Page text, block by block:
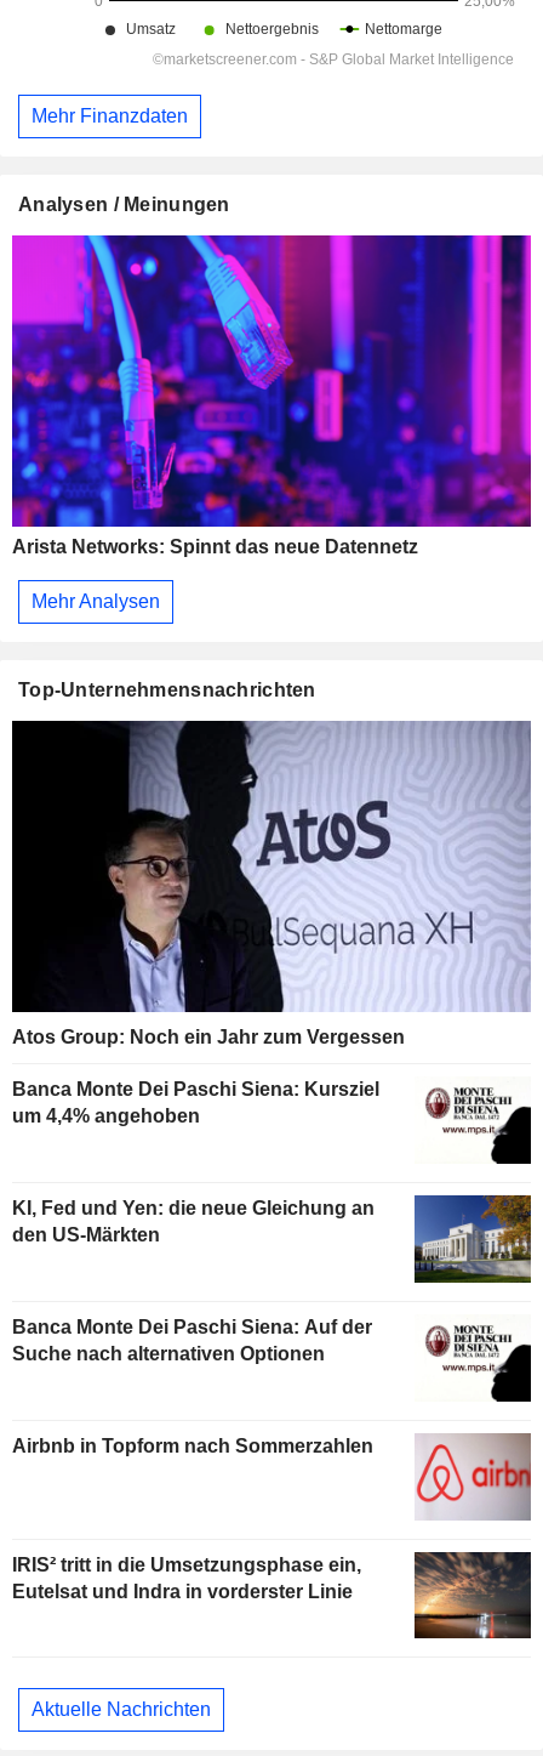
Mehr Finanzdaten
Analysen / Meinungen
Arista Networks: Spinnt das neue Datennetz
Mehr Analysen
Top-Unternehmensnachrichten
Atos Group: Noch ein Jahr zum Vergessen
Banca Monte Dei Paschi Siena: Kursziel
um 4,4% angehoben
KI, Fed und Yen: die neue Gleichung an
den US-Märkten
Banca Monte Dei Paschi Siena: Auf der
Suche nach alternativen Optionen
Airbnb in Topform nach Sommerzahlen
IRIS² tritt in die Umsetzungsphase ein,
Eutelsat und Indra in vorderster Linie
Aktuelle Nachrichten